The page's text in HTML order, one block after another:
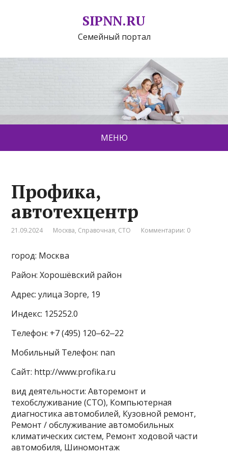
SIPNN.RU
Семейный портал
МЕНЮ
Профика,
автотехцентр
21.09.2024 Москва, Справочная, СТО Комментарии: 0
город: Москва
Район: Хорошёвский район
Адрес: улица Зорге, 19
Индекс: 125252.0
Телефон: +7 (495) 120‒62‒22
Мобильный Телефон: nan
Сайт: http://www.profika.ru
вид деятельности: Авторемонт и
техобслуживание (СТО), Компьютерная
диагностика автомобилей, Кузовной ремонт,
Ремонт / обслуживание автомобильных
климатических систем, Ремонт ходовой части
автомобиля, Шиномонтаж